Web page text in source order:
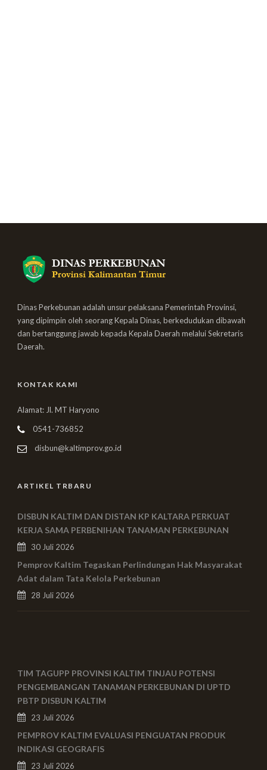
Dinas Perkebunan adalah unsur pelaksana Pemerintah Provinsi,
yang dipimpin oleh seorang Kepala Dinas, berkedudukan dibawah
dan bertanggung jawab kepada Kepala Daerah melalui Sekretaris
Daerah.
KONTAK KAMI
Alamat: Jl. MT Haryono
0541-736852
disbun@kaltimprov.go.id
ARTIKEL TRBARU
DISBUN KALTIM DAN DISTAN KP KALTARA PERKUAT
KERJA SAMA PERBENIHAN TANAMAN PERKEBUNAN
30 Juli 2026
Pemprov Kaltim Tegaskan Perlindungan Hak Masyarakat
Adat dalam Tata Kelola Perkebunan
28 Juli 2026
TIM TAGUPP PROVINSI KALTIM TINJAU POTENSI
PENGEMBANGAN TANAMAN PERKEBUNAN DI UPTD
PBTP DISBUN KALTIM
23 Juli 2026
PEMPROV KALTIM EVALUASI PENGUATAN PRODUK
INDIKASI GEOGRAFIS
23 Juli 2026